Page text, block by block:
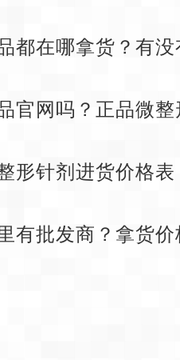
都在哪拿货？有
官网吗？正品微
形针剂进货价格
有批发商？拿货